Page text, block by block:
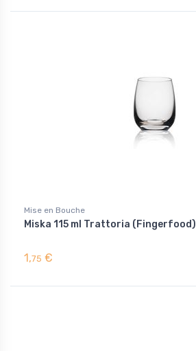
Mise en Bouche
Miska 115 ml Trattoria (Fingerfood)
1,75 €